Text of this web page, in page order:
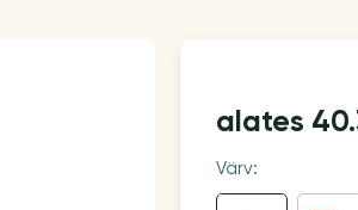
alates
Värv: